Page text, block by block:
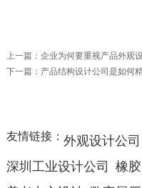
上一篇： 企业为何要重视产品外观
下一篇： 产品结构设计公司是如何
友情链接： 外观设计公司
深圳工业设计公司
橡